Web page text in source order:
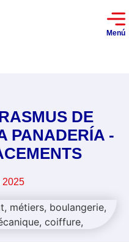
Menú
DE
PANADERÍA -
2025